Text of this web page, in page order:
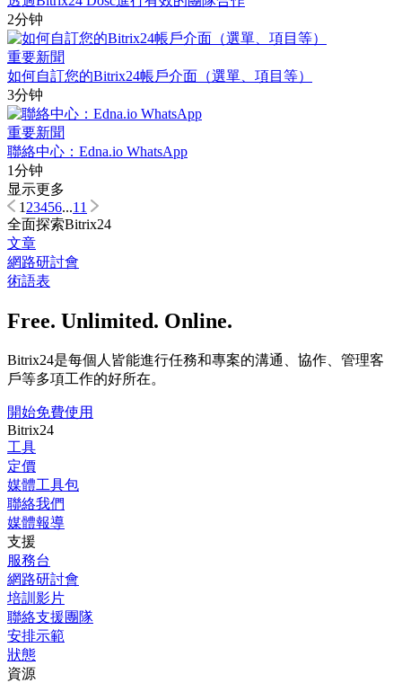
2分钟
重要新聞
如何自訂您的Bitrix24帳戶介面（選單、項目等）
3分钟
重要新聞
聯絡中心：Edna.io WhatsApp
1分钟
显示更多
123456...11
全面探索Bitrix24
文章
網路研討會
術語表
Free. Unlimited. Online.
Bitrix24是每個人皆能進行任務和專案的溝通、協作、管理客
戶等多項工作的好所在。
開始免費使用
Bitrix24
工具
定價
媒體工具包
聯絡我們
媒體報導
支援
服務台
網路研討會
培訓影片
聯絡支援團隊
安排示範
狀態
資源